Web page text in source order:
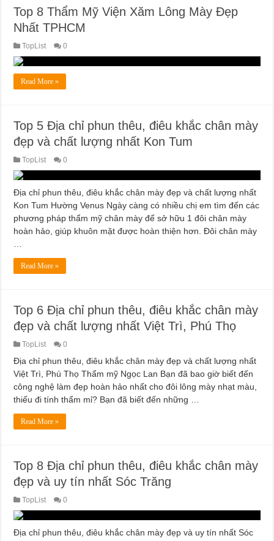
Top 8 Thẩm Mỹ Viện Xăm Lông Mày Đẹp
Nhất TPHCM
TopList 0
Read More »
Top 5 Địa chỉ phun thêu, điêu khắc chân mày
đẹp và chất lượng nhất Kon Tum
TopList 0
Địa chỉ phun thêu, điêu khắc chân mày đẹp và chất lượng nhất
Kon Tum Hường Venus Ngày càng có nhiều chị em tìm đến các
phương pháp thẩm mỹ chân mày để sở hữu 1 đôi chân mày
hoàn hảo, giúp khuôn mặt được hoàn thiện hơn. Đôi chân mày
Read More »
Top 6 Địa chỉ phun thêu, điêu khắc chân mày
đẹp và chất lượng nhất Việt Trì, Phú Thọ
TopList 0
Địa chỉ phun thêu, điêu khắc chân mày đẹp và chất lượng nhất
Việt Trì, Phú Thọ Thẩm mỹ Ngọc Lan Bạn đã bao giờ biết đến
công nghệ làm đẹp hoàn hảo nhất cho đôi lông mày nhạt màu,
thiếu đi tính thẩm mỉ? Bạn đã biết đến những …
Read More »
Top 8 Địa chỉ phun thêu, điêu khắc chân mày
đẹp và uy tín nhất Sóc Trăng
TopList 0
Địa chỉ phun thêu, điêu khắc chân mày đẹp và uy tín nhất Sóc